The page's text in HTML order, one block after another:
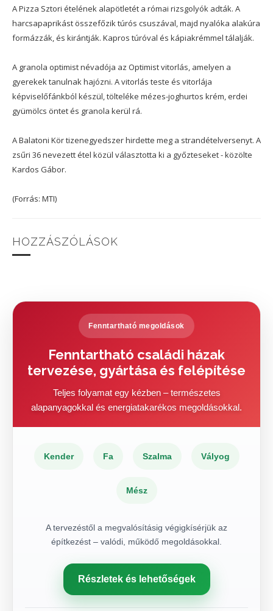
A Pizza Sztori ételének alapötletét a római rizsgolyók adták. A
harcsapaprikást összefőzik túrós csuszával, majd nyalóka alakúra
formázzák, és kirántják. Kapros túróval és kápiakrémmel tálalják.
A granola optimist névadója az Optimist vitorlás, amelyen a
gyerekek tanulnak hajózni. A vitorlás teste és vitorlája
képviselőfánkból készül, tölteléke mézes-joghurtos krém, erdei
gyümölcs öntet és granola kerül rá.
A Balatoni Kör tizenegyedszer hirdette meg a strandételversenyt. A
zsűri 36 nevezett étel közül választotta ki a győzteseket - közölte
Kardos Gábor.
(Forrás: MTI)
HOZZÁSZÓLÁSOK
Fenntartható megoldások
Fenntartható családi házak
tervezése, gyártása és felépítése
Teljes folyamat egy kézben – természetes
alapanyagokkal és energiatakarékos megoldásokkal.
Kender Fa Szalma Vályog
Mész
A tervezéstől a megvalósításig végigkísérjük az
építkezést – valódi, működő megoldásokkal.
Részletek és lehetőségek